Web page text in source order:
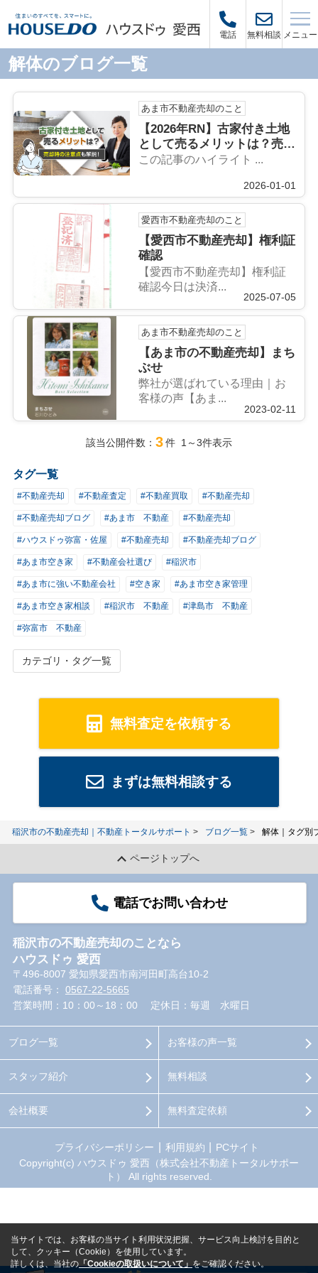
電話 無料相談 メニュー
解体のブログ一覧
あま市不動産売却のこと
【2026年RN】古家付き土地
として売るメリットは？売却
時の注意点も解説！
この記事のハイライト ...
2026-01-01
愛西市不動産売却のこと
【愛西市不動産売却】権利証
確認
【愛西市不動産売却】権利証
確認今日は決済...
2025-07-05
あま市不動産売却のこと
【あま市の不動産売却】まち
ぶせ
弊社が選ばれている理由｜お
客様の声【あま...
2023-02-11
該当公開件数： 3件 1～3件表示
タグ一覧
#不動産売却 #不動産査定 #不動産買取 #不動産売却
#不動産売却ブログ #あま市 不動産 #不動産売却
#ハウスドゥ弥富・佐屋 #不動産売却 #不動産売却ブログ
#あま市空き家 #不動産会社選び #稲沢市
#あま市に強い不動産会社 #空き家 #あま市空き家管理
#あま市空き家相談 #稲沢市 不動産 #津島市 不動産
#弥富市 不動産
カテゴリ・タグ一覧
無料査定を依頼する
まずは無料相談する
稲沢市の不動産売却｜不動産トータルサポート ブログ一覧 解体｜タグ別
ページトップへ
電話でお問い合わせ
稲沢市の不動産売却のことなら
ハウスドゥ 愛西
〒496-8007 愛知県愛西市南河田町高台10-2
電話番号： 0567-22-5665
営業時間：10：00～18：00
定休日：毎週 水曜日
ブログ一覧
スタッフ紹介
会社概要
お客様の声一覧
無料相談
無料査定依頼
プライバシーポリシー 利用規約
PCサイト
Copyright(c) ハウスドゥ 愛西（株式会社不動産トータルサポー
ト） All rights reserved.
当サイトでは、お客様の当サイト利用状況把握、サービス向上検討を目的と
して、クッキー（Cookie）を使用しています。
詳しくは、当社の「Cookieの取扱いについて」をご確認ください。